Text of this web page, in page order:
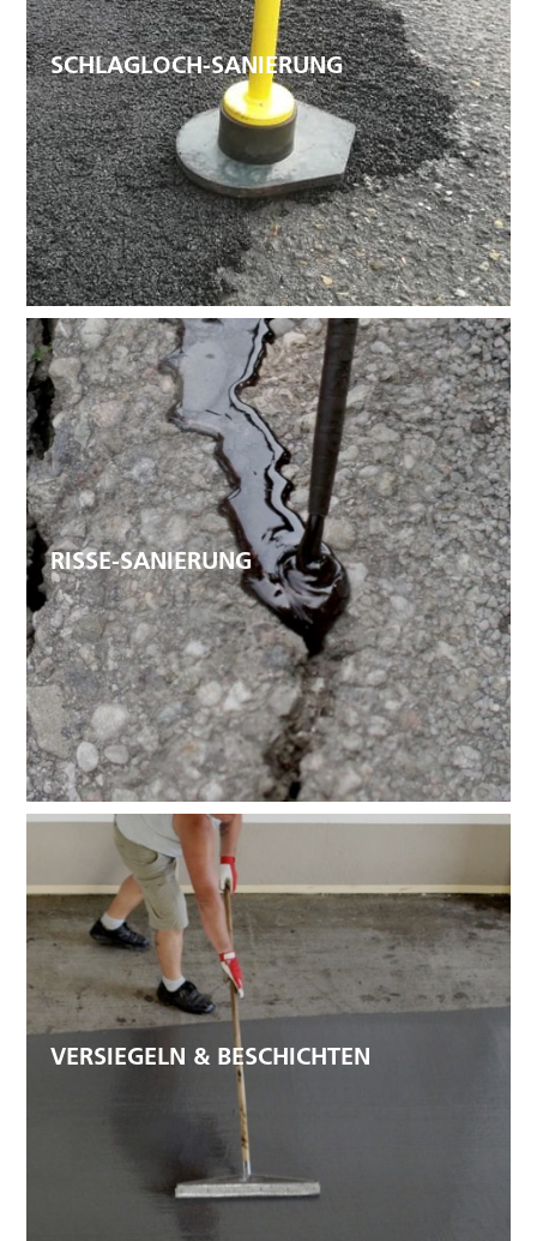
SCHLAGLOCH-SANIERUNG
RISSE-SANIERUNG
VERSIEGELN & BESCHICHTEN